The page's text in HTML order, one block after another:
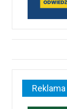
Reklama